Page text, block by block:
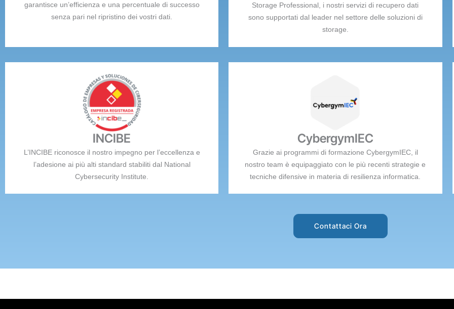
garantisce un’efficienza e una percentuale di successo
senza pari nel ripristino dei vostri dati.
Storage Professional, i nostri servizi di recupero dati
sono supportati dal leader nel settore delle soluzioni di
storage.
INCIBE
L’INCIBE riconosce il nostro impegno per l’eccellenza e
l’adesione ai più alti standard stabiliti dal National
Cybersecurity Institute.
CybergymIEC
Grazie ai programmi di formazione CybergymIEC, il
nostro team è equipaggiato con le più recenti strategie e
tecniche difensive in materia di resilienza informatica.
Contattaci Ora